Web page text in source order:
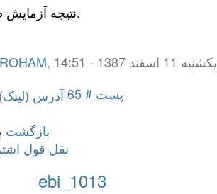
نتیجه آزمایش طبیعی است.
ROHAM,
یکشنبه 11 اسفند 1387 - 14:51
پست # 65
بازگشت
نقل قول
ebi_1013